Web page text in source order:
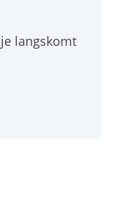
langskomt